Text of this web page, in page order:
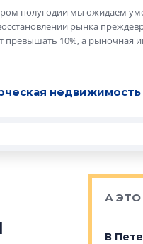
полугодии мы ожидаем
рынка
превышать 10%, а рыночная
недвижимость
А
— антидот
В